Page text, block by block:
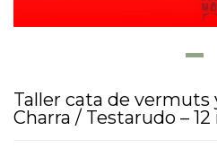
Taller cata de vermuts
Charra / Testarudo –